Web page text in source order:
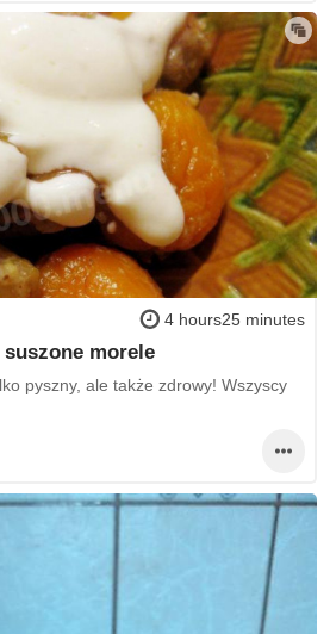
4 hours25 minutes
morele
pyszny, ale także zdrowy! Wszyscy